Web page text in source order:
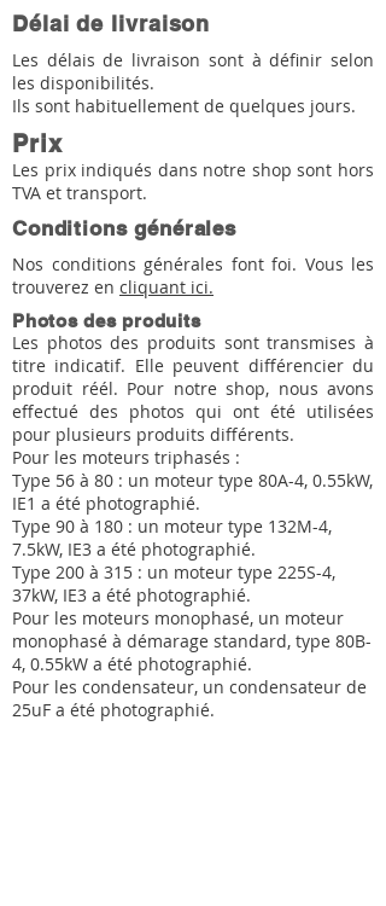
Délai de livraison
Les délais de livraison sont à définir selon
les disponibilités.
Ils sont habituellement de quelques jours.
Prix
Les prix indiqués dans notre shop sont hors
TVA et transport.
Conditions générales
Nos conditions générales font foi. Vous les
trouverez en cliquant ici.
Photos des produits
Les photos des produits sont transmises à
titre indicatif. Elle peuvent différencier du
produit réél. Pour notre shop, nous avons
effectué des photos qui ont été utilisées
pour plusieurs produits différents.
Pour les moteurs triphasés :
Type 56 à 80 : un moteur type 80A-4, 0.55kW,
IE1 a été photographié.
Type 90 à 180 : un moteur type 132M-4,
7.5kW, IE3 a été photographié.
Type 200 à 315 : un moteur type 225S-4,
37kW, IE3 a été photographié.
Pour les moteurs monophasé, un moteur
monophasé à démarage standard, type 80B-
4, 0.55kW a été photographié.
Pour les condensateur, un condensateur de
25uF a été photographié.